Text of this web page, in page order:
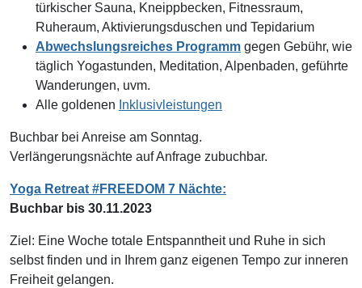
türkischer Sauna, Kneippbecken, Fitnessraum,
Ruheraum, Aktivierungsduschen und Tepidarium
Abwechslungsreiches Programm gegen Gebühr, wie
täglich Yogastunden, Meditation, Alpenbaden, geführte
Wanderungen, uvm.
Alle goldenen Inklusivleistungen
Buchbar bei Anreise am Sonntag.
Verlängerungsnächte auf Anfrage zubuchbar.
Yoga Retreat #FREEDOM 7 Nächte:
Buchbar bis 30.11.2023
Ziel: Eine Woche totale Entspanntheit und Ruhe in sich
selbst finden und in Ihrem ganz eigenen Tempo zur inneren
Freiheit gelangen.